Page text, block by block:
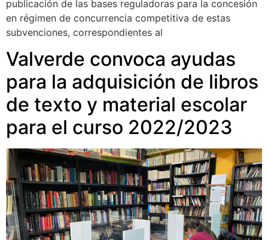
publicación de las bases reguladoras para la concesión
en régimen de concurrencia competitiva de estas
subvenciones, correspondientes al
Valverde convoca ayudas
para la adquisición de libros
de texto y material escolar
para el curso 2022/2023